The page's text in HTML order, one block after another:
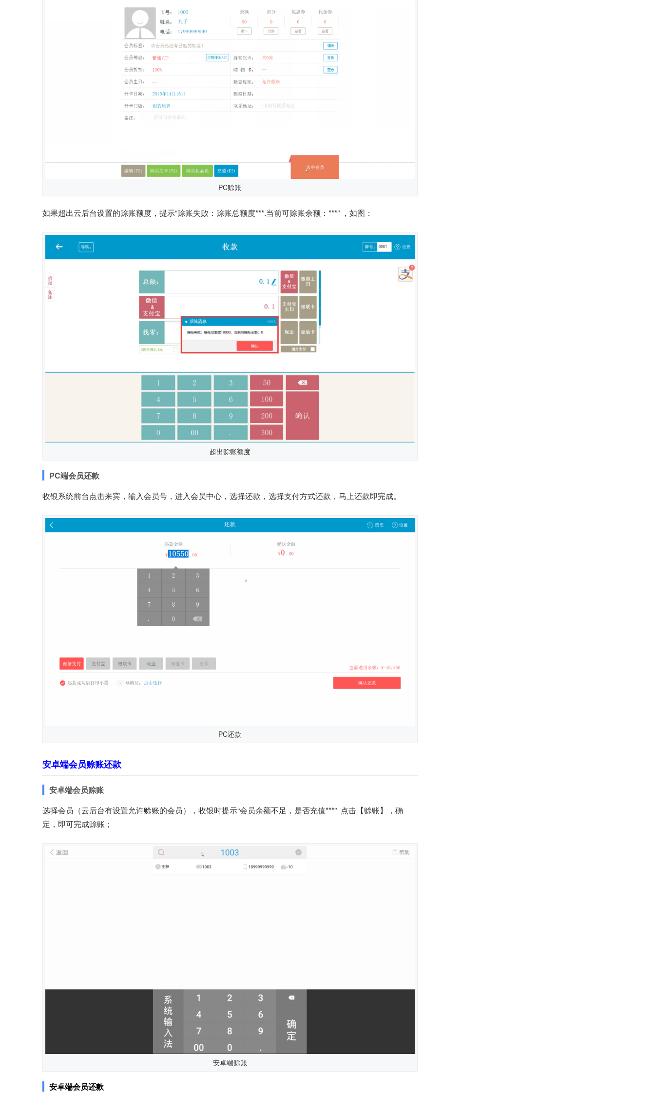
PC赊账
如果超出云后台设置的赊账额度，提示“赊账失败：赊账总额度***.当前可赊账余额：***” ，如图：
超出赊账额度
PC端会员还款
收银系统前台点击来宾，输入会员号，进入会员中心，选择还款，选择支付方式还款，马上还款即完成。
PC还款
安卓端会员赊账还款
安卓端会员赊账
选择会员（云后台有设置允许赊账的会员），收银时提示“会员余额不足，是否充值***” 点击【赊账】，确
定，即可完成赊账；
安卓端赊账
安卓端会员还款